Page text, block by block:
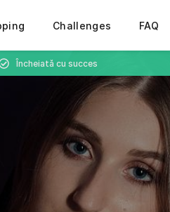
Challenges FAQ
Încheiată cu succes